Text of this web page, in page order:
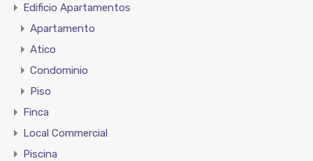
Edificio Apartamentos
Apartamento
Atico
Condominio
Piso
Finca
Local Commercial
Piscina